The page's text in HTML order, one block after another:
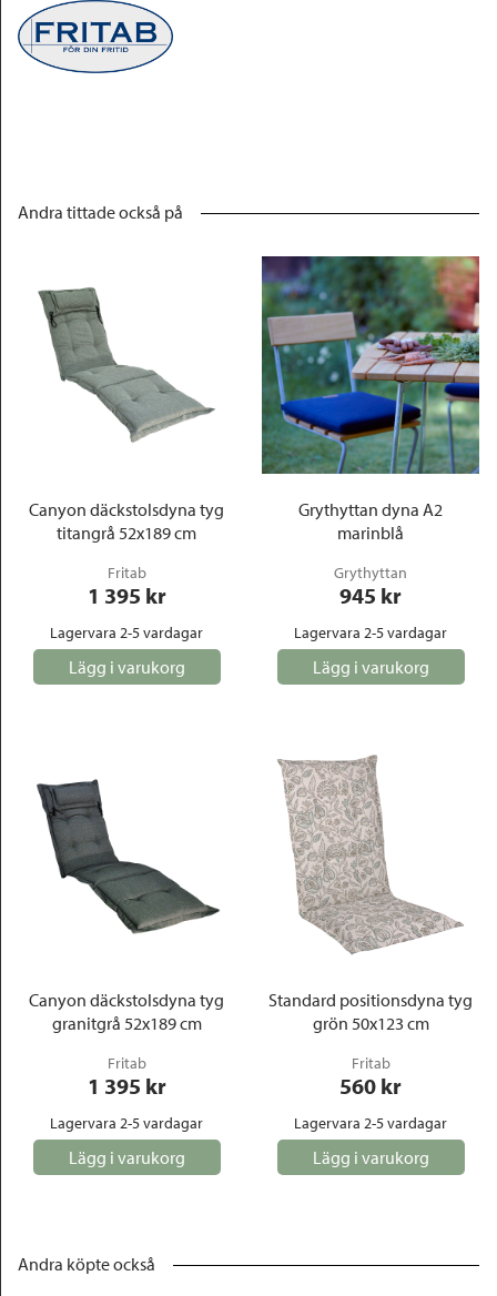
Andra tittade också på
Canyon däckstolsdyna tyg
titangrå 52x189 cm
Fritab
1 395 kr
Lagervara 2-5 vardagar
Lägg i varukorg
Grythyttan dyna A2
marinblå
Grythyttan
945 kr
Lagervara 2-5 vardagar
Lägg i varukorg
Canyon däckstolsdyna tyg
granitgrå 52x189 cm
Fritab
1 395 kr
Lagervara 2-5 vardagar
Lägg i varukorg
Standard positionsdyna tyg
grön 50x123 cm
Fritab
560 kr
Lagervara 2-5 vardagar
Lägg i varukorg
Andra köpte också